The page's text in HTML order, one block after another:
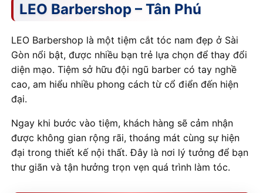
LEO Barbershop – Tân Phú
LEO Barbershop là một tiệm cắt tóc nam đẹp ở Sài
Gòn nổi bật, được nhiều bạn trẻ lựa chọn để thay đổi
diện mạo. Tiệm sở hữu đội ngũ barber có tay nghề
cao, am hiểu nhiều phong cách từ cổ điển đến hiện
đại.
Ngay khi bước vào tiệm, khách hàng sẽ cảm nhận
được không gian rộng rãi, thoáng mát cùng sự hiện
đại trong thiết kế nội thất. Đây là nơi lý tưởng để bạn
thư giãn và tận hưởng trọn vẹn quá trình làm tóc.